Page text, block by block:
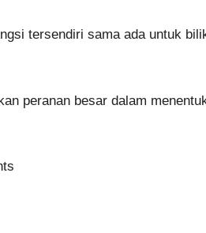
tersendiri sama ada untuk
peranan besar dalam